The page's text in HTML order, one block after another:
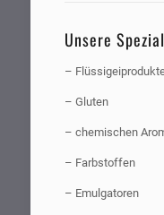
Unsere
–
– Gluten
– chemischen
– Farbstoffen
– Emulgatoren